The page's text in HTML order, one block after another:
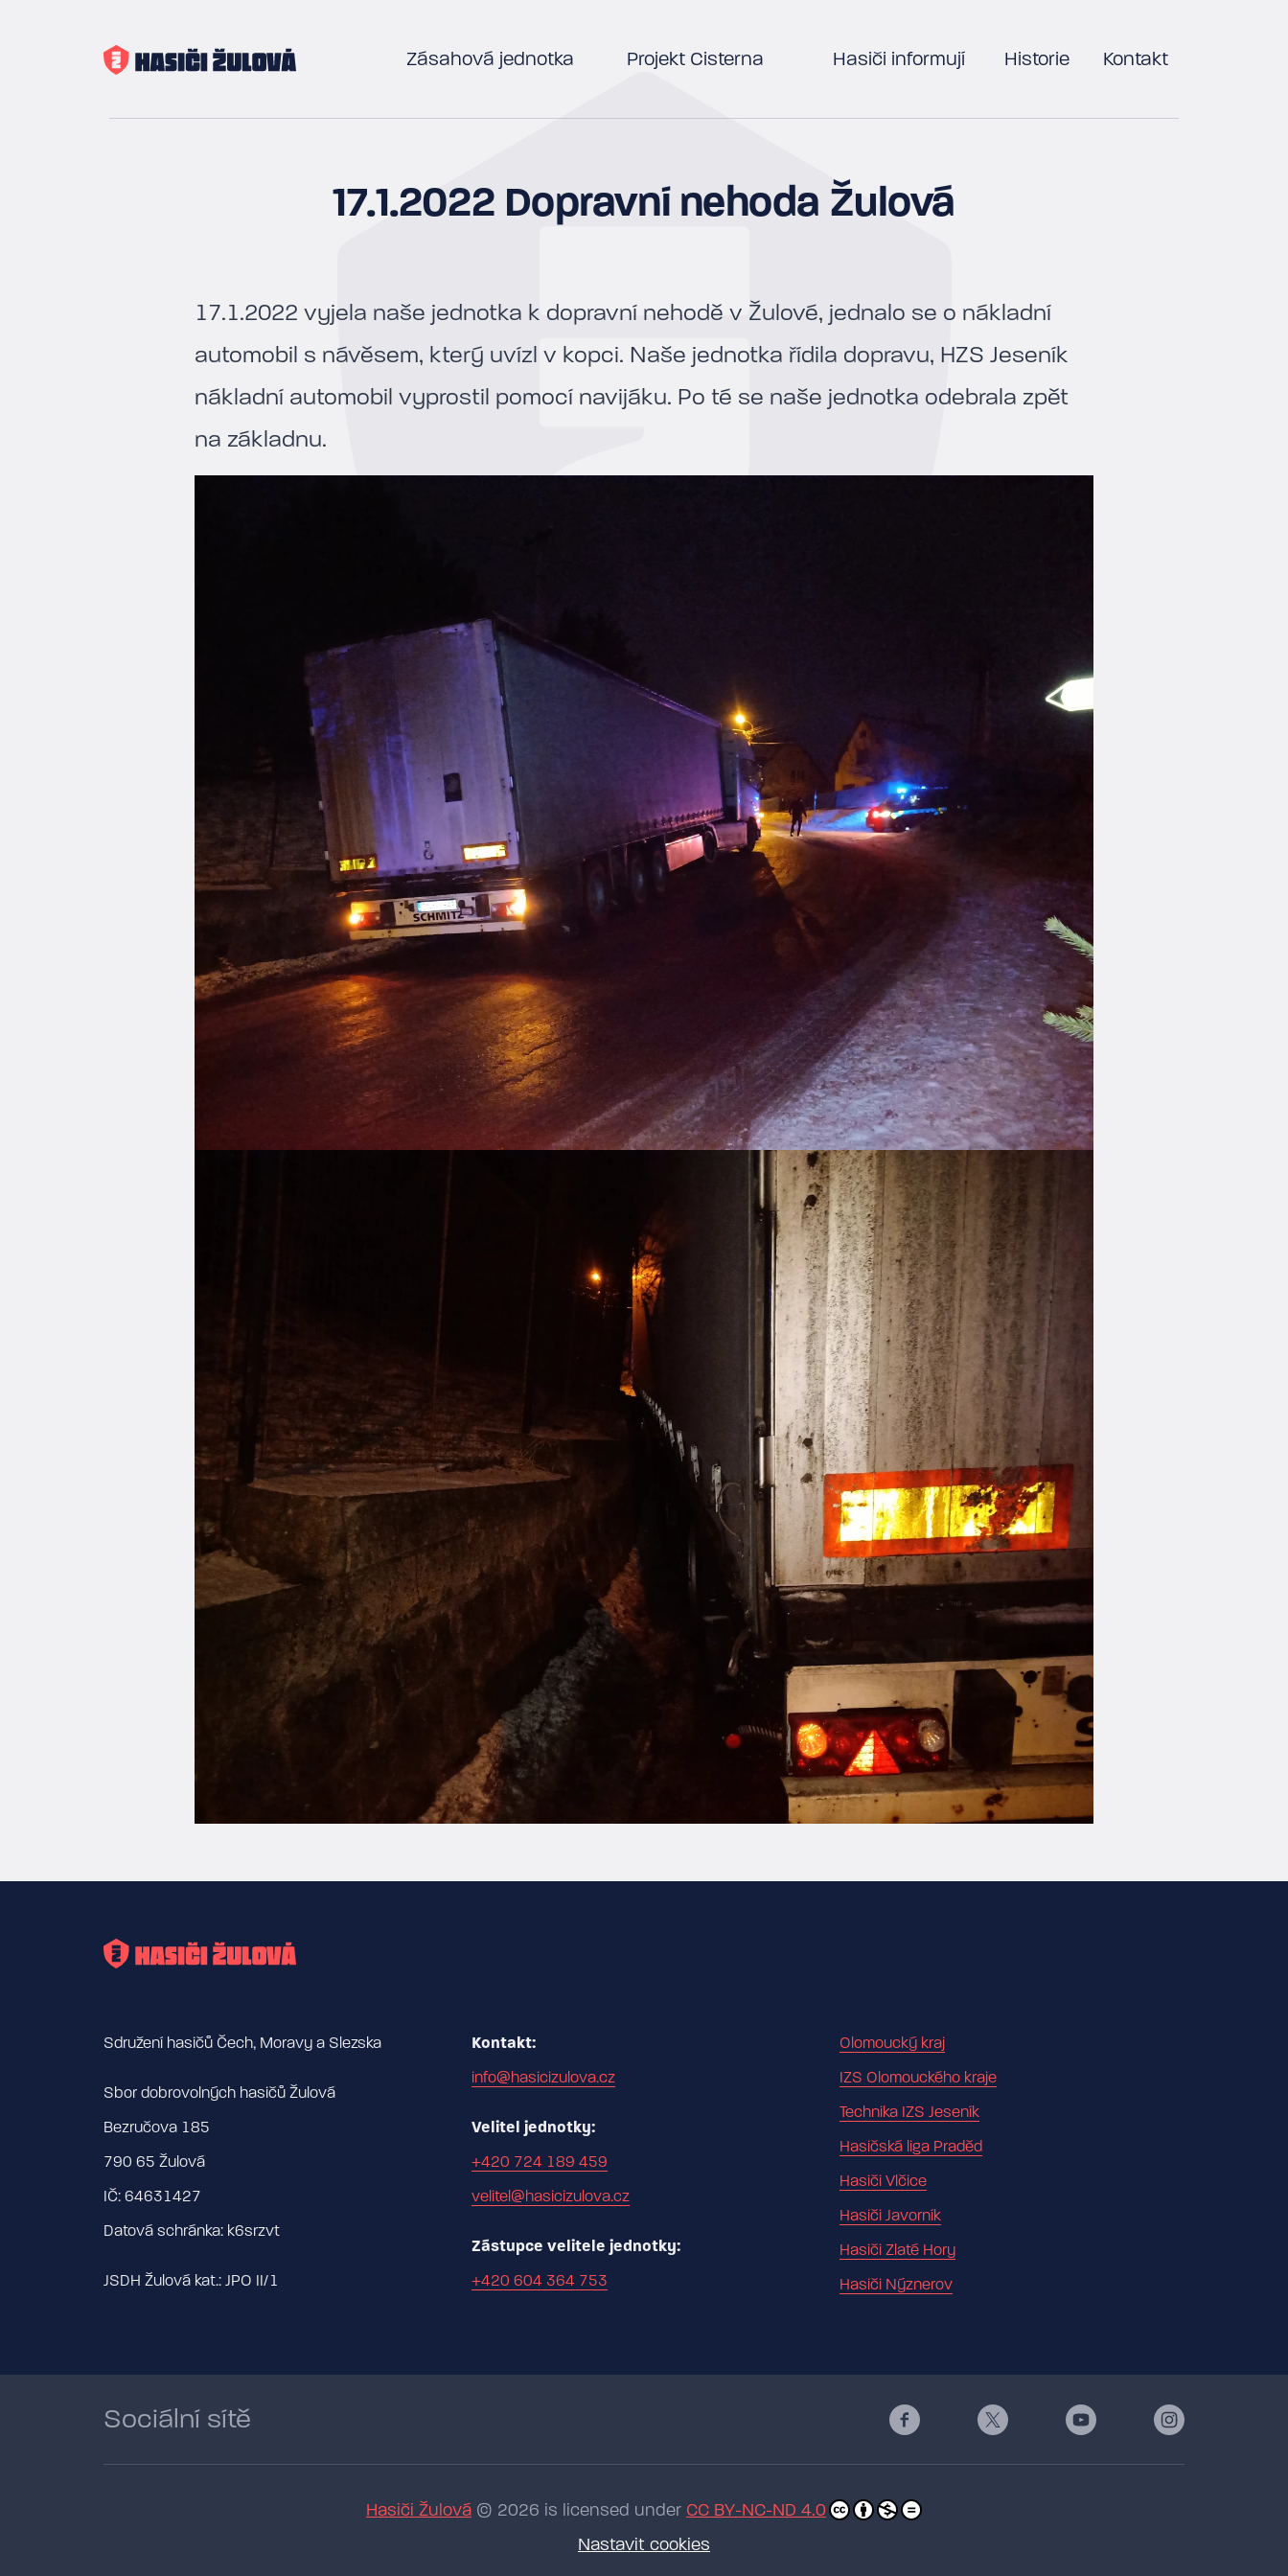
Zásahová jednotka Projekt Cisterna Hasiči informují Historie Kontakt
17.1.2022 Dopravní nehoda Žulová
17.1.2022 vyjela naše jednotka k dopravní nehodě v Žulové, jednalo se o nákladní
automobil s návěsem, který uvízl v kopci. Naše jednotka řídila dopravu, HZS Jeseník
nákladní automobil vyprostil pomocí navijáku. Po té se naše jednotka odebrala zpět
na základnu.
Sdružení hasičů Čech, Moravy a Slezska
Sbor dobrovolných hasičů Žulová
Bezručova 185
790 65 Žulová
IČ: 64631427
Datová schránka: k6srzvt
JSDH Žulová kat.: JPO II/1
Kontakt:
info@hasicizulova.cz
Velitel jednotky:
+420 724 189 459
velitel@hasicizulova.cz
Zástupce velitele jednotky:
+420 604 364 753
Olomoucký kraj
IZS Olomouckého kraje
Technika IZS Jeseník
Hasičská liga Praděd
Hasiči Vlčice
Hasiči Javorník
Hasiči Zlaté Hory
Hasiči Nýznerov
Sociální sítě
Hasiči Žulová © 2026 is licensed under CC BY-NC-ND 4.0
Nastavit cookies